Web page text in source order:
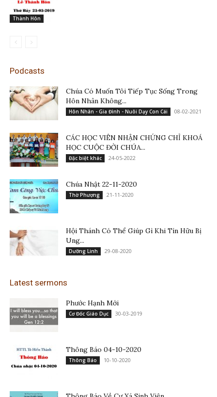
Thành Hôn
Podcasts
Chúa Có Muốn Tôi Tiếp Tục Sống Trong
Hôn Nhân Không...
Hôn Nhân - Gia Đình - Nuôi Dạy Con Cái 08-02-2021
CÁC HỌC VIÊN NHẬN CHỨNG CHỈ KHOÁ
HỌC CUỘC ĐỜI CHÚA...
Đặc biệt khác 24-05-2022
Chúa Nhật 22-11-2020
Thờ Phượng 21-11-2020
Hội Thánh Có Thể Giúp Gì Khi Tín Hữu Bị
Ung...
Dưỡng Linh 29-08-2020
Latest sermons
Phước Hạnh Mới
Cơ Đốc Giáo Dục 30-03-2019
Thông Báo 04-10-2020
Thông Báo 10-10-2020